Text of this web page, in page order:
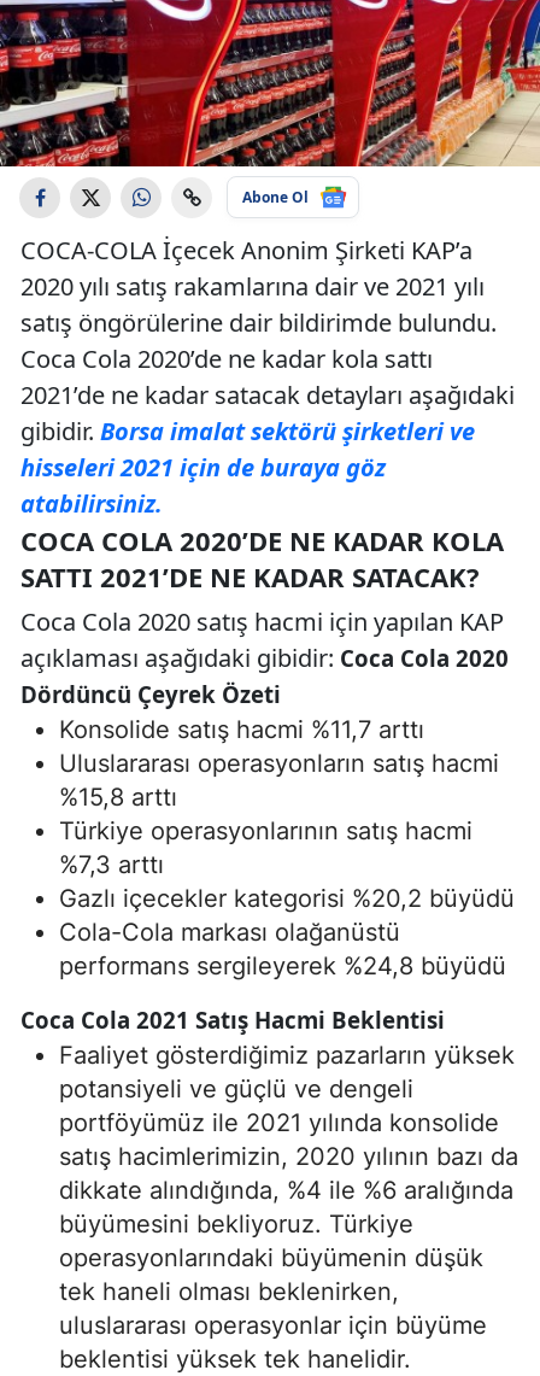
Abone Ol
COCA-COLA İçecek Anonim Şirketi KAP’a
2020 yılı satış rakamlarına dair ve 2021 yılı
satış öngörülerine dair bildirimde bulundu.
Coca Cola 2020’de ne kadar kola sattı
2021’de ne kadar satacak detayları aşağıdaki
gibidir. Borsa imalat sektörü şirketleri ve
hisseleri 2021 için de buraya göz
atabilirsiniz.
COCA COLA 2020’DE NE KADAR KOLA
SATTI 2021’DE NE KADAR SATACAK?
Coca Cola 2020 satış hacmi için yapılan KAP
açıklaması aşağıdaki gibidir: Coca Cola 2020
Dördüncü Çeyrek Özeti
Konsolide satış hacmi %11,7 arttı
Uluslararası operasyonların satış hacmi
%15,8 arttı
Türkiye operasyonlarının satış hacmi
%7,3 arttı
Gazlı içecekler kategorisi %20,2 büyüdü
Cola-Cola markası olağanüstü
performans sergileyerek %24,8 büyüdü
Coca Cola 2021 Satış Hacmi Beklentisi
Faaliyet gösterdiğimiz pazarların yüksek
potansiyeli ve güçlü ve dengeli
portföyümüz ile 2021 yılında konsolide
satış hacimlerimizin, 2020 yılının bazı da
dikkate alındığında, %4 ile %6 aralığında
büyümesini bekliyoruz. Türkiye
operasyonlarındaki büyümenin düşük
tek haneli olması beklenirken,
uluslararası operasyonlar için büyüme
beklentisi yüksek tek hanelidir.